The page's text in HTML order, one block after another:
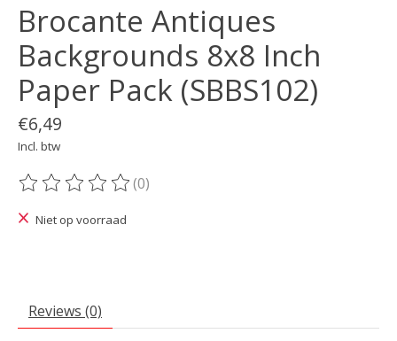
Brocante Antiques
Backgrounds 8x8 Inch
Paper Pack (SBBS102)
€6,49
Incl. btw
De beoordeling van dit product is
(0)
Niet op voorraad
Reviews (0)